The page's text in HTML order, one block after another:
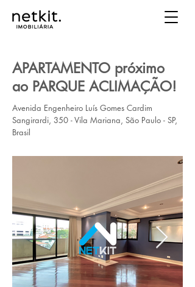
APARTAMENTO próximo
ao PARQUE ACLIMAÇÃO!
Avenida Engenheiro Luís Gomes Cardim
Sangirardi, 350 - Vila Mariana, São Paulo - SP,
Brasil